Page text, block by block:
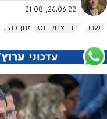
26.06.22, 21:08
כושרות הרב יצחק יוסף מתן כהנא